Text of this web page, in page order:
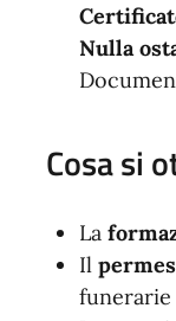
Nulla
Cosa si
La
Il
funerarie